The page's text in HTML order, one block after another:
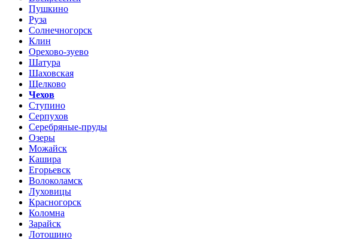
Пушкино
Руза
Солнечногорск
Клин
Орехово-зуево
Шатура
Шаховская
Щелково
Чехов
Ступино
Серпухов
Серебряные-пруды
Озеры
Можайск
Кашира
Егорьевск
Волоколамск
Луховицы
Красногорск
Коломна
Зарайск
Лотошино